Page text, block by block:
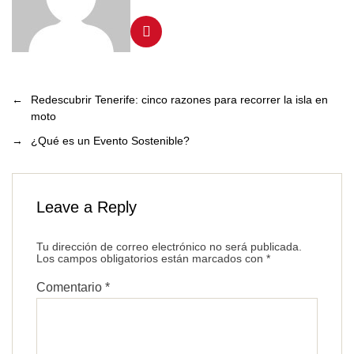
←
Redescubrir Tenerife: cinco razones para recorrer la isla en
moto
→
¿Qué es un Evento Sostenible?
Leave a Reply
Tu dirección de correo electrónico no será publicada.
Los campos obligatorios están marcados con *
Comentario *